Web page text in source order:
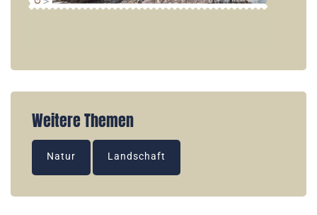
Weitere Themen
Natur Landschaft